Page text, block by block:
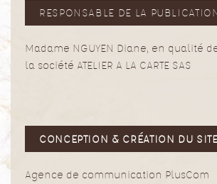
RESPONSABLE DE LA
Madame NGUYEN Diane, en qualité
la société ATELIER A LA CARTE SAS
CONCEPTION & CRÉATION DU SITE
Agence de communication PlusCom